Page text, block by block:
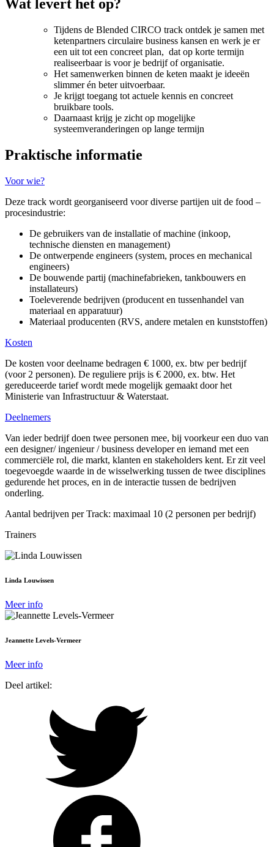
Wat levert het op?
Tijdens de Blended CIRCO track ontdek je samen met
ketenpartners circulaire business kansen en werk je er
een uit tot een concreet plan, dat op korte termijn
realiseerbaar is voor je bedrijf of organisatie.
Het samenwerken binnen de keten maakt je ideeën
slimmer én beter uitvoerbaar.
Je krijgt toegang tot actuele kennis en concreet
bruikbare tools.
Daarnaast krijg je zicht op mogelijke
systeemveranderingen op lange termijn
Praktische informatie
Voor wie?
Deze track wordt georganiseerd voor diverse partijen uit de food –
procesindustrie:
De gebruikers van de installatie of machine (inkoop,
technische diensten en management)
De ontwerpende engineers (system, proces en mechanical
engineers)
De bouwende partij (machinefabrieken, tankbouwers en
installateurs)
Toeleverende bedrijven (producent en tussenhandel van
materiaal en apparatuur)
Materiaal producenten (RVS, andere metalen en kunststoffen)
Kosten
De kosten voor deelname bedragen € 1000, ex. btw per bedrijf
(voor 2 personen). De reguliere prijs is € 2000, ex. btw. Het
gereduceerde tarief wordt mede mogelijk gemaakt door het
Ministerie van Infrastructuur & Waterstaat.
Deelnemers
Van ieder bedrijf doen twee personen mee, bij voorkeur een duo van
een designer/ ingenieur / business developer en iemand met een
commerciële rol, die markt, klanten en stakeholders kent. Er zit veel
toegevoegde waarde in de wisselwerking tussen de twee disciplines
gedurende het proces, en in de interactie tussen de bedrijven
onderling.
Aantal bedrijven per Track: maximaal 10 (2 personen per bedrijf)
Trainers
Linda Louwissen
Meer info
Jeannette Levels-Vermeer
Meer info
Deel artikel: